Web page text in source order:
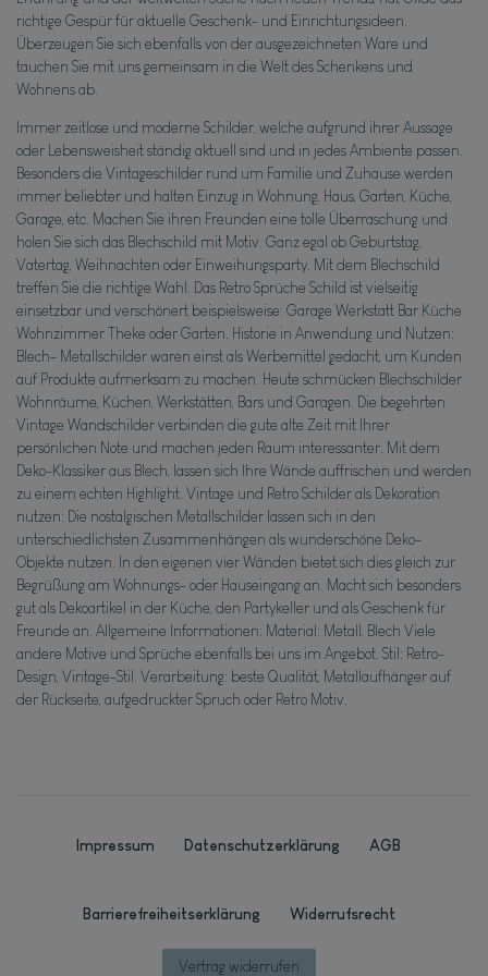
richtige Gespür für aktuelle Geschenk- und Einrichtungsideen.
Überzeugen Sie sich ebenfalls von der ausgezeichneten Ware und
tauchen Sie mit uns gemeinsam in die Welt des Schenkens und
Wohnens ab.
Immer zeitlose und moderne Schilder, welche aufgrund ihrer Aussage
oder Lebensweisheit ständig aktuell sind und in jedes Ambiente passen.
Besonders die Vintageschilder rund um Familie und Zuhause werden
immer beliebter und halten Einzug in Wohnung, Haus, Garten, Küche,
Garage, etc. Machen Sie ihren Freunden eine tolle Überraschung und
holen Sie sich das Blechschild mit Motiv. Ganz egal ob Geburtstag,
Vatertag, Weihnachten oder Einweihungsparty. Mit dem Blechschild
treffen Sie die richtige Wahl. Das Retro Sprüche Schild ist vielseitig
einsetzbar und verschönert beispielsweise: Garage Werkstatt Bar Küche
Wohnzimmer Theke oder Garten. Historie in Anwendung und Nutzen:
Blech- Metallschilder waren einst als Werbemittel gedacht, um Kunden
auf Produkte aufmerksam zu machen. Heute schmücken Blechschilder
Wohnräume, Küchen, Werkstätten, Bars und Garagen. Die begehrten
Vintage Wandschilder verbinden die gute alte Zeit mit Ihrer
persönlichen Note und machen jeden Raum interessanter. Mit dem
Deko-Klassiker aus Blech, lassen sich Ihre Wände auffrischen und werden
zu einem echten Highlight. Vintage und Retro Schilder als Dekoration
nutzen: Die nostalgischen Metallschilder lassen sich in den
unterschiedlichsten Zusammenhängen als wunderschöne Deko-
Objekte nutzen. In den eigenen vier Wänden bietet sich dies gleich zur
Begrüßung am Wohnungs- oder Hauseingang an. Macht sich besonders
gut als Dekoartikel in der Küche, den Partykeller und als Geschenk für
Freunde an. Allgemeine Informationen: Material: Metall, Blech Viele
andere Motive und Sprüche ebenfalls bei uns im Angebot. Stil: Retro-
Design, Vintage-Stil. Verarbeitung: beste Qualität, Metallaufhänger auf
der Rückseite, aufgedruckter Spruch oder Retro Motiv.
Impressum Daten­schutz­erklärung AGB
Barrierefreiheitserklärung Widerrufs­recht
Vertrag widerrufen